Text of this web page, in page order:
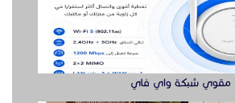
مقوي شبكة واي فاي